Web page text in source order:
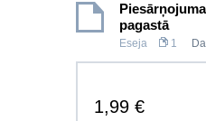
pagastā
Eseja 1
1,99 €